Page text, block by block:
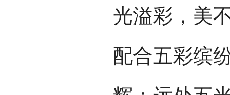
光溢彩，美
配合五彩缤